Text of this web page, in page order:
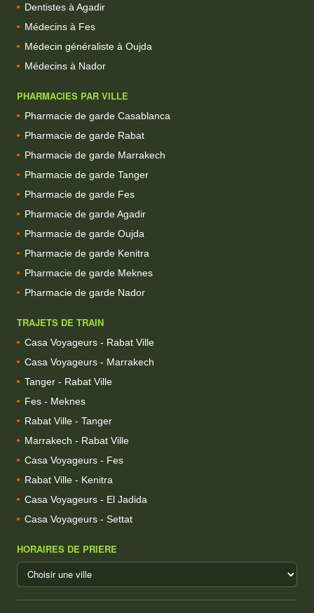
Dentistes à Agadir
Médecins à Fes
Médecin généraliste à Oujda
Médecins à Nador
PHARMACIES PAR VILLE
Pharmacie de garde Casablanca
Pharmacie de garde Rabat
Pharmacie de garde Marrakech
Pharmacie de garde Tanger
Pharmacie de garde Fes
Pharmacie de garde Agadir
Pharmacie de garde Oujda
Pharmacie de garde Kenitra
Pharmacie de garde Meknes
Pharmacie de garde Nador
TRAJETS DE TRAIN
Casa Voyageurs - Rabat Ville
Casa Voyageurs - Marrakech
Tanger - Rabat Ville
Fes - Meknes
Rabat Ville - Tanger
Marrakech - Rabat Ville
Casa Voyageurs - Fes
Rabat Ville - Kenitra
Casa Voyageurs - El Jadida
Casa Voyageurs - Settat
HORAIRES DE PRIERE